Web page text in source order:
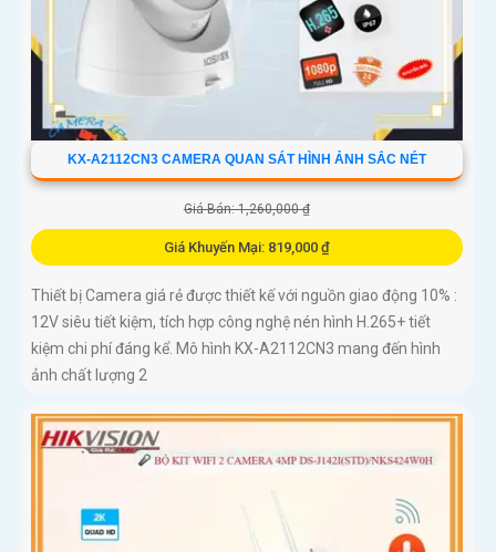
KX-A2112CN3 CAMERA QUAN SÁT HÌNH ẢNH SẮC NÉT
Giá Bán: 1,260,000 ₫
Giá Khuyến Mại: 819,000 ₫
Thiết bị Camera giá rẻ được thiết kế với nguồn giao động 10% :
12V siêu tiết kiệm, tích hợp công nghệ nén hình H.265+ tiết
kiệm chi phí đáng kể. Mô hình KX-A2112CN3 mang đến hình
ảnh chất lượng 2